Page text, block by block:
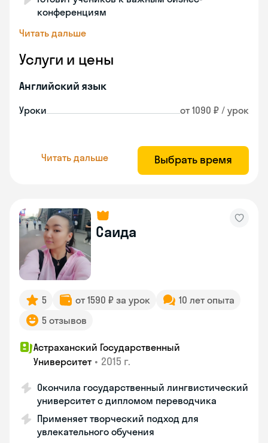
конференциям
Читать дальше
Услуги и цены
Английский язык
Уроки от 1090 ₽ / урок
Читать дальше Выбрать время
Саида
5 от 1590 ₽ за урок
10 лет опыта
5 отзывов
Астраханский Государственный
Университет • 2015 г.
Окончила государственный лингвистический
университет с дипломом переводчика
Применяет творческий подход для
увлекательного обучения